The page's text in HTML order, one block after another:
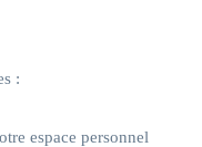
:
espace personnel